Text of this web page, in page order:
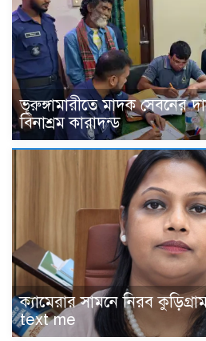
ভূরুঙ্গামারীতে মাদক সেবনের
বিনাশ্রম কারাদন্ড
‎ক্যামেরার সামনে নিরব
text me